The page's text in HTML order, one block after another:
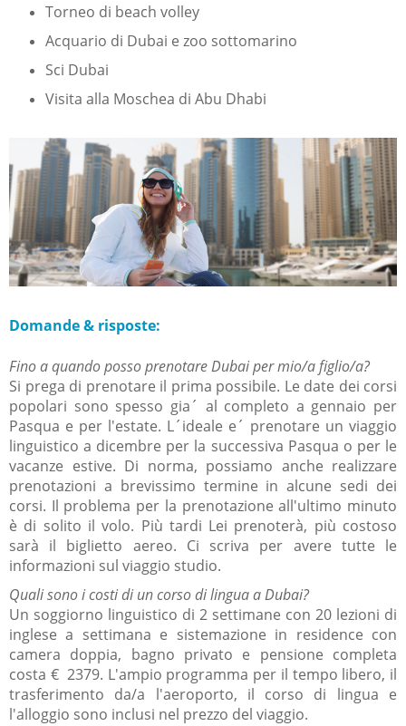
Torneo di beach volley
Acquario di Dubai e zoo sottomarino
Sci Dubai
Visita alla Moschea di Abu Dhabi
Domande & risposte:
Fino a quando posso prenotare Dubai per mio/a figlio/a?
Si prega di prenotare il prima possibile. Le date dei corsi
popolari sono spesso gia´ al completo a gennaio per
Pasqua e per l'estate. L´ideale e´ prenotare un viaggio
linguistico a dicembre per la successiva Pasqua o per le
vacanze estive. Di norma, possiamo anche realizzare
prenotazioni a brevissimo termine in alcune sedi dei
corsi. Il problema per la prenotazione all'ultimo minuto
è di solito il volo. Più tardi Lei prenoterà, più costoso
sarà il biglietto aereo. Ci scriva per avere tutte le
informazioni sul viaggio studio.
Quali sono i costi di un corso di lingua a Dubai?
Un soggiorno linguistico di 2 settimane con 20 lezioni di
inglese a settimana e sistemazione in residence con
camera doppia, bagno privato e pensione completa
costa € 2379. L'ampio programma per il tempo libero, il
trasferimento da/a l'aeroporto, il corso di lingua e
l'alloggio sono inclusi nel prezzo del viaggio.